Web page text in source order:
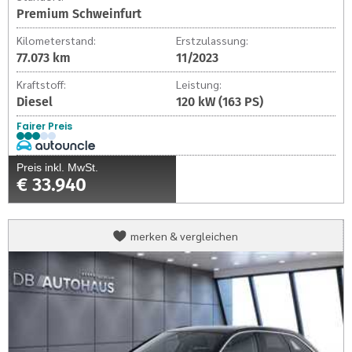
Premium Schweinfurt
Kilometerstand:
77.073 km
Erstzulassung:
11/2023
Kraftstoff:
Diesel
Leistung:
120 kW (163 PS)
Fairer Preis
Preis inkl. MwSt.
€ 33.940
Audi
A6
Avant
Avant
40
merken & vergleichen